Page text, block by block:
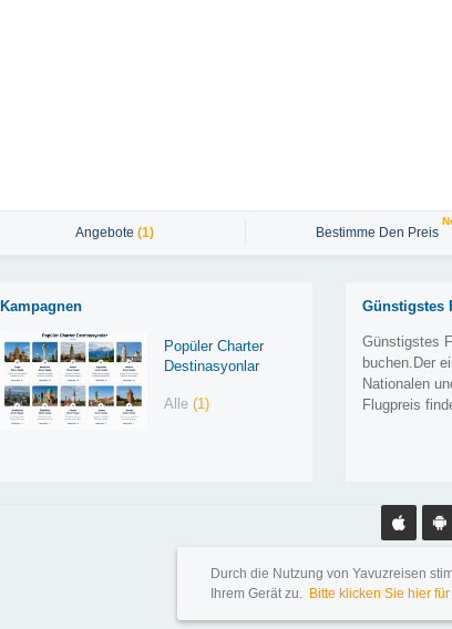
Durch die Nutzung von Yavuzreisen
Ihrem Gerät zu. Bitte klicken Sie hier
Angebote (1) Bestimme Den Preis
Kampagnen
Popüler Charter
Destinasyonlar
Alle(1)
Günstigstes
Günstigstes
buchen.Der
Nationalen
Flugpreis
Copyright 2012-2026